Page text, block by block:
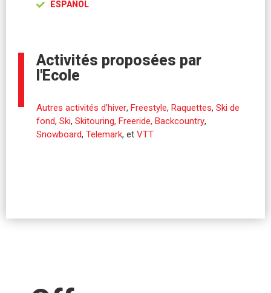
ESPAÑOL
Activités proposées par
l'Ecole
Autres activités d’hiver, Freestyle, Raquettes, Ski de
fond, Ski, Skitouring, Freeride, Backcountry,
Snowboard, Telemark, et VTT